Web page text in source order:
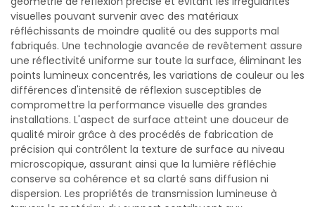
visuelles pouvant survenir avec des matériaux
réfléchissants de moindre qualité ou des supports mal
fabriqués. Une technologie avancée de revêtement assure
une réflectivité uniforme sur toute la surface, éliminant les
points lumineux concentrés, les variations de couleur ou les
différences d'intensité de réflexion susceptibles de
compromettre la performance visuelle des grandes
installations. L'aspect de surface atteint une douceur de
qualité miroir grâce à des procédés de fabrication de
précision qui contrôlent la texture de surface au niveau
microscopique, assurant ainsi que la lumière réfléchie
conserve sa cohérence et sa clarté sans diffusion ni
dispersion. Les propriétés de transmission lumineuse à